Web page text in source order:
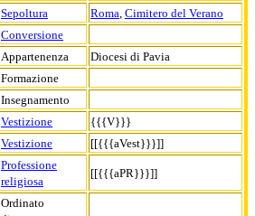
Sepoltura Roma Cimitero del Verano
Conversione
Appartenenza
Diocesi di Pavia
Formazione
Insegnamento
Vestizione
{{{V}}}
Vestizione
[[{{{aVest}}}]]
Professione
religiosa
[[{{{aPR}}}]]
Ordinato